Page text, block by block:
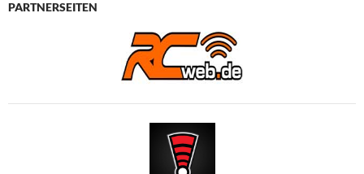
PARTNERSEITEN